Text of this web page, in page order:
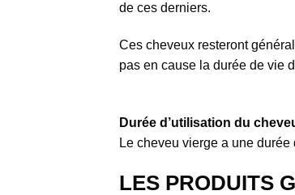
de ces derniers.
Ces cheveux resteront
pas en cause la durée de vie
Durée d’utilisation du
Le cheveu vierge a une
LES PRODUITS